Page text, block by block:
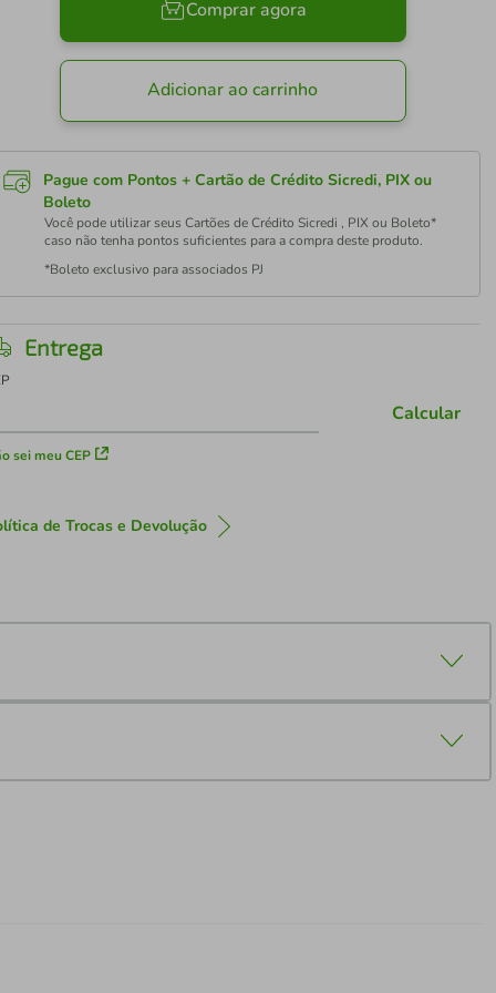
Comprar agora
Adicionar ao carrinho
Pague com Pontos + Cartão de Crédito Sicredi, PIX ou
Boleto
Você pode utilizar seus Cartões de Crédito Sicredi , PIX ou Boleto*
caso não tenha pontos suficientes para a compra deste produto.
*Boleto exclusivo para associados PJ
Entrega
sei meu CEP
Calcular
de Trocas e Devolução